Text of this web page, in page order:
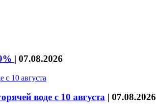
| 07.08.2026
воде с 10 августа | 07.08.2026